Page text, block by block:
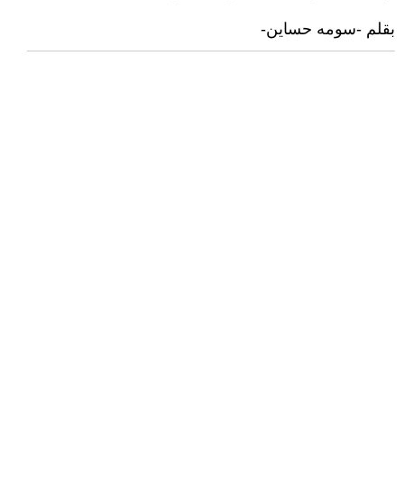
بقلم -سومه حساين-